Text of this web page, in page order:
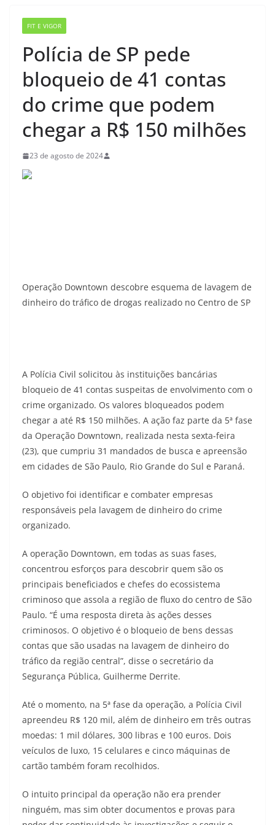
FIT E VIGOR
Polícia de SP pede
bloqueio de 41 contas
do crime que podem
chegar a R$ 150 milhões
23 de agosto de 2024
Operação Downtown descobre esquema de lavagem de
dinheiro do tráfico de drogas realizado no Centro de SP
A Polícia Civil solicitou às instituições bancárias
bloqueio de 41 contas suspeitas de envolvimento com o
crime organizado. Os valores bloqueados podem
chegar a até R$ 150 milhões. A ação faz parte da 5ª fase
da Operação Downtown, realizada nesta sexta-feira
(23), que cumpriu 31 mandados de busca e apreensão
em cidades de São Paulo, Rio Grande do Sul e Paraná.
O objetivo foi identificar e combater empresas
responsáveis pela lavagem de dinheiro do crime
organizado.
A operação Downtown, em todas as suas fases,
concentrou esforços para descobrir quem são os
principais beneficiados e chefes do ecossistema
criminoso que assola a região de fluxo do centro de São
Paulo. “É uma resposta direta às ações desses
criminosos. O objetivo é o bloqueio de bens dessas
contas que são usadas na lavagem de dinheiro do
tráfico da região central”, disse o secretário da
Segurança Pública, Guilherme Derrite.
Até o momento, na 5ª fase da operação, a Polícia Civil
apreendeu R$ 120 mil, além de dinheiro em três outras
moedas: 1 mil dólares, 300 libras e 100 euros. Dois
veículos de luxo, 15 celulares e cinco máquinas de
cartão também foram recolhidos.
O intuito principal da operação não era prender
ninguém, mas sim obter documentos e provas para